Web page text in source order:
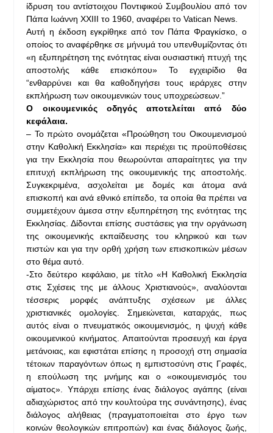
ίδρυση του αντίστοιχου Ποντιφικού Συμβουλίου από τον
Πάπα Ιωάννη ΧΧΙΙΙ το 1960, αναφέρει το Vatican News.
Αυτή η έκδοση εγκρίθηκε από τον Πάπα Φραγκίσκο, ο
οποίος το αναφέρθηκε σε μήνυμά του υπενθυμίζοντας ότι
«η εξυπηρέτηση της ενότητας είναι ουσιαστική πτυχή της
αποστολής κάθε επισκόπου» Το εγχειρίδιο θα
“ενθαρρύνει και θα καθοδηγήσει τους ιεράρχες στην
εκπλήρωση των οικουμενικών τους υποχρεώσεων.”
Ο οικουμενικός οδηγός αποτελείται από δύο
κεφάλαια.
– Το πρώτο ονομάζεται «Προώθηση του Οικουμενισμού
στην Καθολική Εκκλησία» και περιέχει τις προϋποθέσεις
για την Εκκλησία που θεωρούνται απαραίτητες για την
επιτυχή εκπλήρωση της οικουμενικής της αποστολής.
Συγκεκριμένα, ασχολείται με δομές και άτομα ανά
επισκοπή και ανά εθνικό επίπεδο, τα οποία θα πρέπει να
συμμετέχουν άμεσα στην εξυπηρέτηση της ενότητας της
Εκκλησίας. Δίδονται επίσης συστάσεις για την οργάνωση
της οικουμενικής εκπαίδευσης του κληρικού και των
πιστών και για την ορθή χρήση των επισκοπικών μέσων
στο θέμα αυτό.
-Στο δεύτερο κεφάλαιο, με τίτλο «Η Καθολική Εκκλησία
στις Σχέσεις της με άλλους Χριστιανούς», αναλύονται
τέσσερις μορφές ανάπτυξης σχέσεων με άλλες
χριστιανικές ομολογίες. Σημειώνεται, καταρχάς, πως
αυτός είναι ο πνευματικός οικουμενισμός, η ψυχή κάθε
οικουμενικού κινήματος. Απαιτούνται προσευχή και έργα
μετάνοιας, και εφιστάται επίσης η προσοχή στη σημασία
τέτοιων παραγόντων όπως η εμπιστοσύνη στις Γραφές,
η επούλωση της μνήμης και ο «οικουμενισμός του
αίματος». Υπάρχει επίσης ένας διάλογος αγάπης (είναι
αδιαχώριστος από την κουλτούρα της συνάντησης), ένας
διάλογος αλήθειας (πραγματοποιείται στο έργο των
κοινών θεολογικών επιτροπών) και ένας διάλογος ζωής,